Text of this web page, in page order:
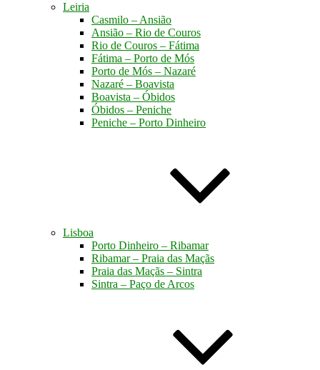
Leiria
Casmilo – Ansião
Ansião – Rio de Couros
Rio de Couros – Fátima
Fátima – Porto de Mós
Porto de Mós – Nazaré
Nazaré – Boavista
Boavista – Óbidos
Óbidos – Peniche
Peniche – Porto Dinheiro
Lisboa
Porto Dinheiro – Ribamar
Ribamar – Praia das Maçãs
Praia das Maçãs – Sintra
Sintra – Paço de Arcos